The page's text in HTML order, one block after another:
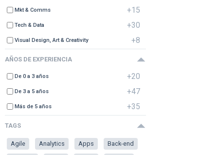
Mkt & Comms +15
Tech & Data +30
Visual Design, Art & Creativity +8
AÑOS DE EXPERIENCIA
De 0 a 3 años +20
De 3 a 5 años +47
Más de 5 años +35
TAGS
Agile Analytics Apps Back-end